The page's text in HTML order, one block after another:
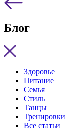
Блог
Здоровье
Питание
Семья
Стиль
Танцы
Тренировки
Все статьи